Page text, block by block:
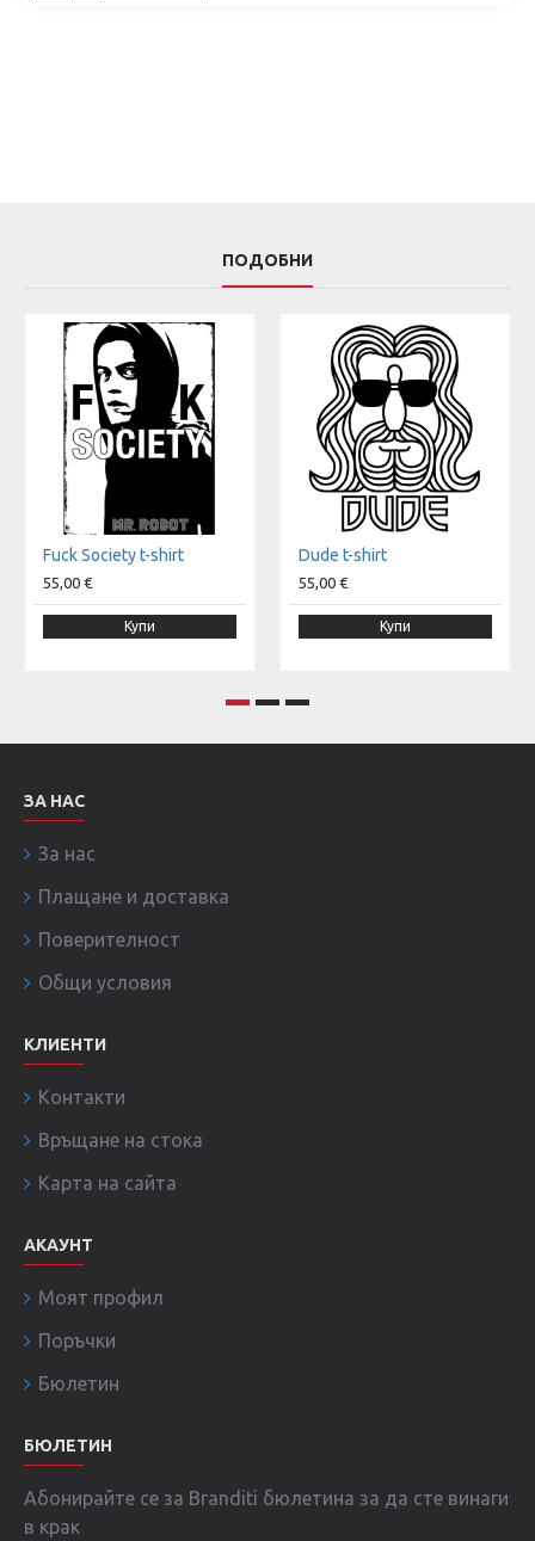
ПОДОБНИ
Fuck Society t-shirt
55,00 €
Купи
Dude t-shirt
55,00 €
Купи
ЗА НАС
За нас
Плащане и доставка
Поверителност
Общи условия
КЛИЕНТИ
Контакти
Връщане на стока
Карта на сайта
АКАУНТ
Моят профил
Поръчки
Бюлетин
БЮЛЕТИН
Абонирайте се за Branditi бюлетина за да сте винаги
в крак